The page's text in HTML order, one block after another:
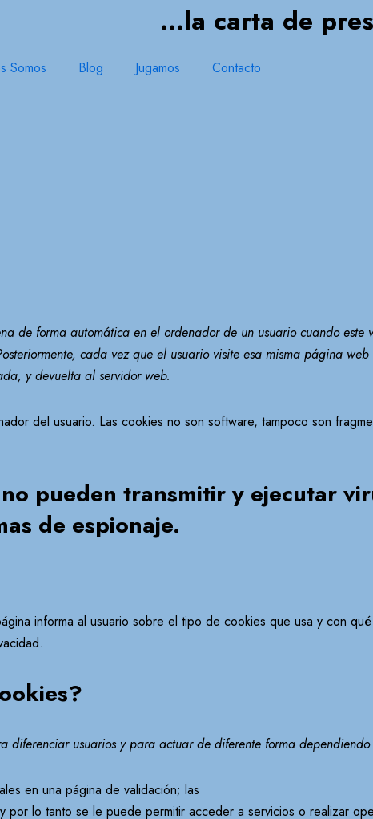
...la carta de
Somos Blog Jugamos Contacto
de forma automática en el ordenador de un usuario cuando
cada vez que el usuario visite esa misma página
y devuelta al servidor web.
del usuario. Las cookies no son software, tampoco son
pueden transmitir y ejecutar
de espionaje.
informa al usuario sobre el tipo de cookies que usa y con
diferenciar usuarios y para actuar de diferente forma dependiendo
en una página de validación; las
lo tanto se le puede permitir acceder a servicios o realizar